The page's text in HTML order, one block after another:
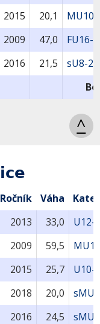
2015 20,1
MU10-
2009 47,0
FU16-
2016 21,5
sU8-22
^
Ročník Váha
2013 33,0
U12-
2009 59,5
2015 25,7
U10-
2018 20,0
2016 24,5